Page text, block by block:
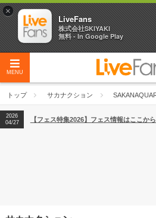
MENU
トップ サカナクション
2026
04/27
2026
【ライブ動員ランキング】2026年上半期
2026
04/27
【フェス特集2026】フェス情報はここから
×
LiveFans
株式会社SKIYAKI
無料 - In Google Play